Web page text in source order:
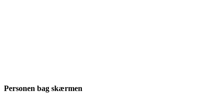
Personen bag skærmen